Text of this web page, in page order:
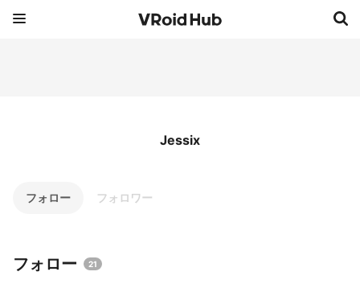
Jessix
フォロー フォロワー
フォロー 21